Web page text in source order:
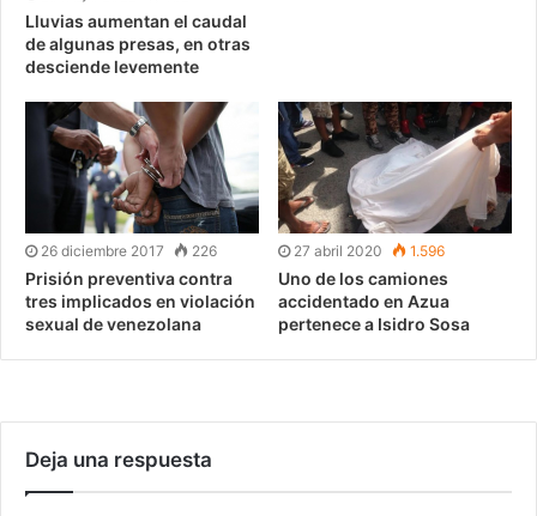
Lluvias aumentan el caudal
de algunas presas, en otras
desciende levemente
26 diciembre 2017 226
Prisión preventiva contra
tres implicados en violación
sexual de venezolana
27 abril 2020 1.596
Uno de los camiones
accidentado en Azua
pertenece a Isidro Sosa
Deja una respuesta